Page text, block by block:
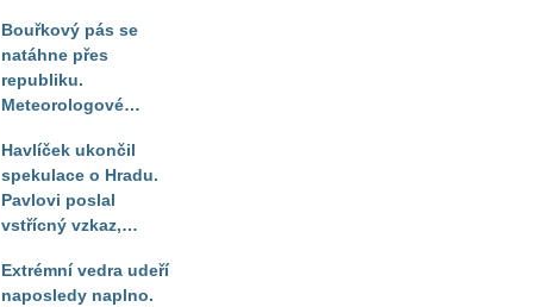
Bouřkový pás se
natáhne přes
republiku.
Meteorologové
výstrahou, kde hrozí
kroupy a prudký vítr
Havlíček ukončil
spekulace o Hradu.
Pavlovi poslal
vstřícný vzkaz,
setřel
Extrémní vedra udeří
naposledy naplno.